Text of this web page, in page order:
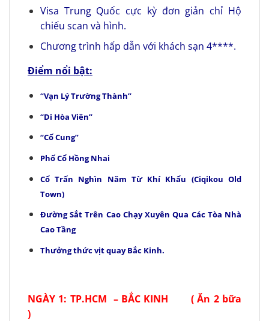
Visa Trung Quốc cực kỳ đơn giản chỉ Hộ
chiếu scan và hình.
Chương trình hấp dẫn với khách sạn 4****.
Điểm nổi bật:
“Vạn Lý Trường Thành”
“Di Hòa Viên”
“Cố Cung”
Phố Cổ Hồng Nhai
Cổ Trấn Nghìn Năm Từ Khí Khẩu (Ciqikou Old
Town)
Đường Sắt Trên Cao Chạy Xuyên Qua Các Tòa Nhà
Cao Tầng
Thưởng thức vịt quay Bắc Kinh.
NGÀY 1: TP.HCM –BẮC KINH ( Ăn 2 bữa
)